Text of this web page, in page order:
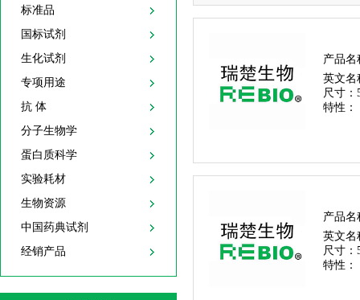
标准品
国标试剂
生化试剂
专项用途
抗 体
分子生物学
蛋白质科学
实验耗材
生物资源
中国药典试剂
经销产品
产品名
英文名
尺寸：
特性：
产品名
英文名
尺寸：
特性：